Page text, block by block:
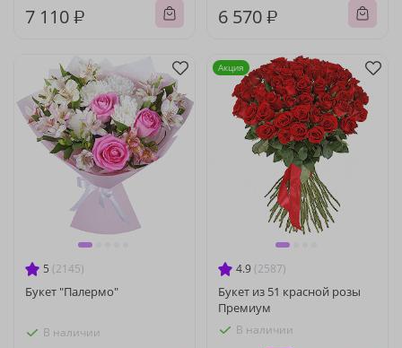
7 110 ₽ 6 570 ₽
5 (2145)
Букет "Палермо"
В наличии
4.9 (2587)
Букет из 51 красной розы
Премиум
В наличии
Акция